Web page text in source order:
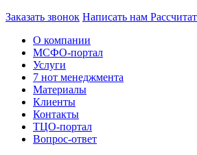
Заказать звонок Написать нам
О компании
МСФО-портал
Услуги
7 нот менеджмента
Материалы
Клиенты
Контакты
ТЦО-портал
Вопрос-ответ